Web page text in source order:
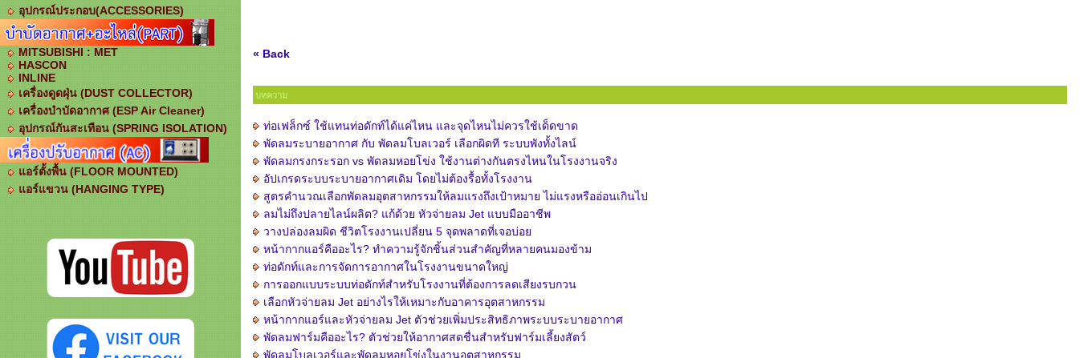
อุปกรณ์ประกอบ(ACCESSORIES)
MITSUBISHI : MET
HASCON
INLINE
เครื่องดูดฝุ่น (DUST COLLECTOR)
เครื่องบำบัดอากาศ (ESP Air Cleaner)
อุปกรณ์กันสะเทือน (SPRING ISOLATION)
แอร์ตั้งพื้น (FLOOR MOUNTED)
แอร์แขวน (HANGING TYPE)
« Back
บทความ
ท่อเฟล็กซ์ ใช้แทนท่อดักท์ได้แค่ไหน และจุดไหนไม่ควรใช้เด็ดขาด
พัดลมระบายอากาศ กับ พัดลมโบลเวอร์ เลือกผิดที ระบบพังทั้งไลน์
พัดลมกรงกระรอก vs พัดลมหอยโข่ง ใช้งานต่างกันตรงไหนในโรงงานจริง
อัปเกรดระบบระบายอากาศเดิม โดยไม่ต้องรื้อทั้งโรงงาน
สูตรคำนวณเลือกพัดลมอุตสาหกรรมให้ลมแรงถึงเป้าหมาย ไม่แรงหรืออ่อนเกินไป
ลมไม่ถึงปลายไลน์ผลิต? แก้ด้วย หัวจ่ายลม Jet แบบมืออาชีพ
วางปล่องลมผิด ชีวิตโรงงานเปลี่ยน 5 จุดพลาดที่เจอบ่อย
หน้ากากแอร์คืออะไร? ทำความรู้จักชิ้นส่วนสำคัญที่หลายคนมองข้าม
ท่อดักท์และการจัดการอากาศในโรงงานขนาดใหญ่
การออกแบบระบบท่อดักท์สำหรับโรงงานที่ต้องการลดเสียงรบกวน
เลือกหัวจ่ายลม Jet อย่างไรให้เหมาะกับอาคารอุตสาหกรรม
หน้ากากแอร์และหัวจ่ายลม Jet ตัวช่วยเพิ่มประสิทธิภาพระบบระบายอากาศ
พัดลมฟาร์มคืออะไร? ตัวช่วยให้อากาศสดชื่นสำหรับฟาร์มเลี้ยงสัตว์
พัดลมโบลเวอร์และพัดลมหอยโข่งในงานอุตสาหกรรม